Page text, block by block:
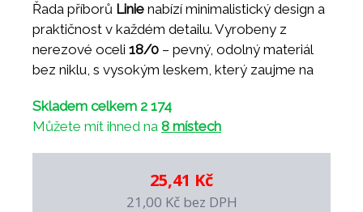
Řada příborů Linie nabízí minimalistický design a
praktičnost v každém detailu. Vyrobeny z
nerezové oceli 18/0 – pevný, odolný materiál
bez niklu, s vysokým leskem, který zaujme na
Tloušťka materiálu2,5 mm
mm
Snadná údržba, vhodné do myčky
Funkčnost za výhodnou cenu
– ideální volba pro domácnosti i
Skladem celkem 2 174
Můžete mít ihned na 8 místech
25,41 Kč
21,00 Kč bez DPH